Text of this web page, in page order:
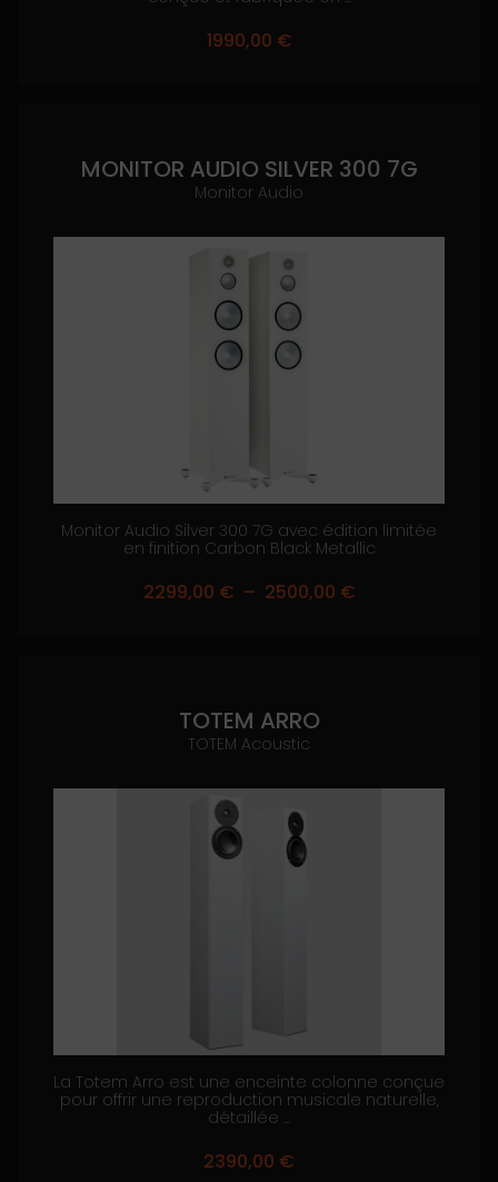
1990,00 €
MONITOR AUDIO SILVER 300 7G
Monitor Audio
Monitor Audio Silver 300 7G avec édition limitée
en finition Carbon Black Metallic
2299,00 € – 2500,00 €Plage
TOTEM ARRO
TOTEM Acoustic
La Totem Arro est une enceinte colonne conçue
pour offrir une reproduction musicale naturelle,
détaillée ...
2390,00 €